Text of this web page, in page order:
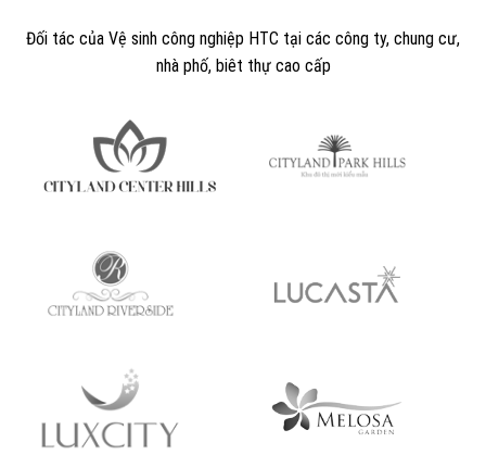
Đối tác của Vệ sinh công nghiệp HTC tại các công ty, chung cư,
nhà phố, biêt thự cao cấp